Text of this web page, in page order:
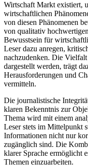
Wirtschaft Markt existiert,
wirtschaftlichen
von diesen Phänomenen
von qualitativ
Bewusstsein für
Leser dazu anregen,
nachzudenken. Die
dargestellt werden, trägt
Herausforderungen und
vermitteln.
Die journalistische
klaren Bekenntnis zur
Thema wird mit einem
Leser stets im Mittelpunkt
Informationen nicht nur
zugänglich sind. Die
klarer Sprache ermöglicht
Themen einzuarbeiten.